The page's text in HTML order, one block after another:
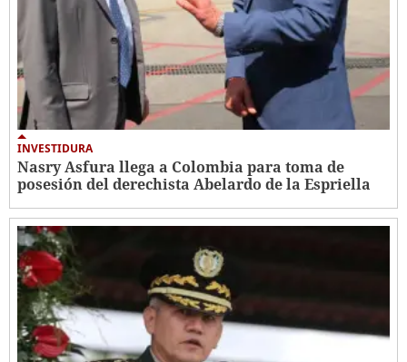
INVESTIDURA
Nasry Asfura llega a Colombia para toma de
posesión del derechista Abelardo de la Espriella